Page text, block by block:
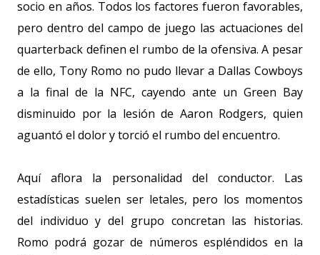
socio en años. Todos los factores fueron favorables,
pero dentro del campo de juego las actuaciones del
quarterback definen el rumbo de la ofensiva. A pesar
de ello, Tony Romo no pudo llevar a Dallas Cowboys
a la final de la NFC, cayendo ante un Green Bay
disminuido por la lesión de Aaron Rodgers, quien
aguantó el dolor y torció el rumbo del encuentro.
Aquí aflora la personalidad del conductor. Las
estadísticas suelen ser letales, pero los momentos
del individuo y del grupo concretan las historias.
Romo podrá gozar de números espléndidos en la